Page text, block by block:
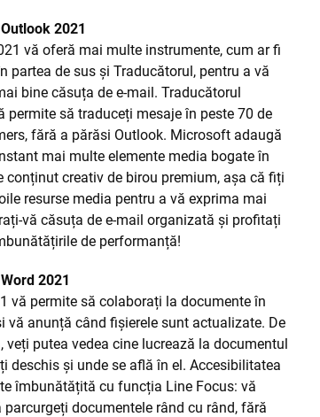
2021
vă oferă mai multe instrumente, cum ar fi
partea de sus și Traducătorul, pentru a vă
bine căsuța de e-mail. Traducătorul
permite să traduceți mesaje în peste 70 de
fără a părăsi Outlook. Microsoft adaugă
mai multe elemente media bogate în
conținut creativ de birou premium, așa că fiți
resurse media pentru a vă exprima mai
vă căsuța de e-mail organizată și profitați
de performanță!
2021
vă permite să colaborați la documente în
vă anunță când fișierele sunt actualizate. De
veți putea vedea cine lucrează la documentul
deschis și unde se află în el. Accesibilitatea
îmbunătățită cu funcția Line Focus: vă
parcurgeți documentele rând cu rând, fără